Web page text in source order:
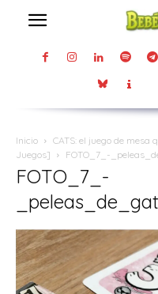
Inicio
CATS: el juego de mesa
Juegos]
FOTO_7_-
FOTO_7_-